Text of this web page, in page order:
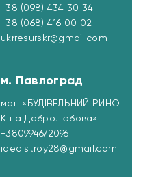
+38 (098) 434 30 34
+38 (068) 416 00 02
ukrresurskr@gmail.com
м. Павлоград
маг. «БУДІВЕЛЬНИЙ РИНО
К на Добролюбова»
+380994672096
idealstroy28@gmail.com